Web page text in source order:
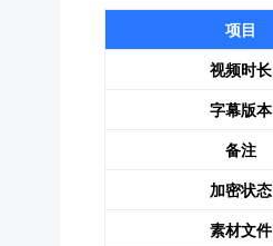
项目
视频时长
字幕版本
备注
加密状态
素材文件